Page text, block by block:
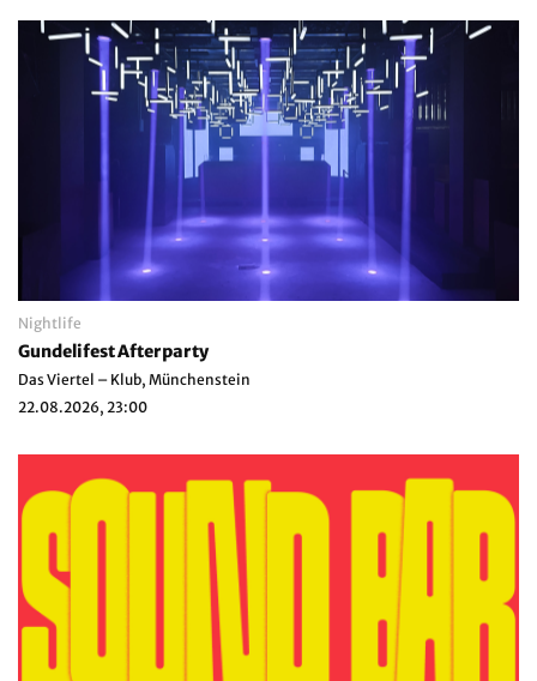
Nightlife
Gundelifest Afterparty
Das Viertel – Klub, Münchenstein
22.08.2026, 23:00